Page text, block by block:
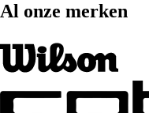
Al onze merken